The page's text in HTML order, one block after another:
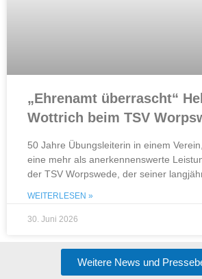
„Ehrenamt überrascht“
Wottrich beim TSV
50 Jahre Übungsleiterin in einem
eine mehr als anerkennenswerte
der TSV Worpswede, der seiner
WEITERLESEN »
30. Juni 2026
Weitere News und